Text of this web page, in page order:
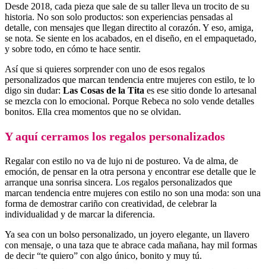
Desde 2018, cada pieza que sale de su taller lleva un trocito de su
historia. No son solo productos: son experiencias pensadas al
detalle, con mensajes que llegan directito al corazón. Y eso, amiga,
se nota. Se siente en los acabados, en el diseño, en el empaquetado,
y sobre todo, en cómo te hace sentir.
Así que si quieres sorprender con uno de esos regalos
personalizados que marcan tendencia entre mujeres con estilo, te lo
digo sin dudar: Las Cosas de la Tita es ese sitio donde lo artesanal
se mezcla con lo emocional. Porque Rebeca no solo vende detalles
bonitos. Ella crea momentos que no se olvidan.
Y aquí cerramos los regalos personalizados
Regalar con estilo no va de lujo ni de postureo. Va de alma, de
emoción, de pensar en la otra persona y encontrar ese detalle que le
arranque una sonrisa sincera. Los regalos personalizados que
marcan tendencia entre mujeres con estilo no son una moda: son una
forma de demostrar cariño con creatividad, de celebrar la
individualidad y de marcar la diferencia.
Ya sea con un bolso personalizado, un joyero elegante, un llavero
con mensaje, o una taza que te abrace cada mañana, hay mil formas
de decir “te quiero” con algo único, bonito y muy tú.